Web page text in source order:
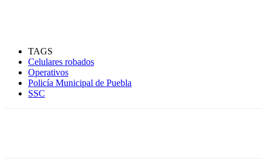
TAGS
Celulares robados
Operativos
Policía Municipal de Puebla
SSC